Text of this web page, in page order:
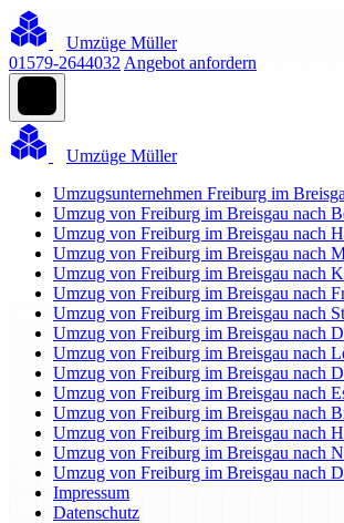
Umzüge Müller
01579-2644032 Angebot anfordern
Umzüge Müller
Umzugsunternehmen Freiburg im
Umzug von Freiburg im Breisgau nach
Umzug von Freiburg im Breisgau nach
Umzug von Freiburg im Breisgau nach
Umzug von Freiburg im Breisgau nach
Umzug von Freiburg im Breisgau nach
Umzug von Freiburg im Breisgau nach
Umzug von Freiburg im Breisgau nach
Umzug von Freiburg im Breisgau nach
Umzug von Freiburg im Breisgau nach
Umzug von Freiburg im Breisgau nach
Umzug von Freiburg im Breisgau nach
Umzug von Freiburg im Breisgau nach
Umzug von Freiburg im Breisgau nach
Umzug von Freiburg im Breisgau nach
Impressum
Datenschutz